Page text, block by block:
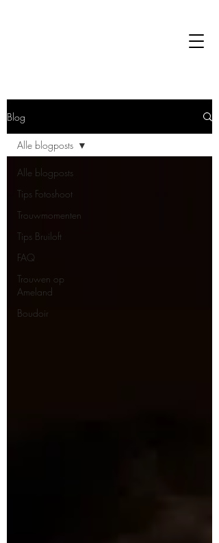
Blog
Alle blogposts
Tips Fotoshoot
Trouwmomenten
Tips Bruiloft
FAQ
Trouwen op
Ameland
Boudoir
Alle blogposts